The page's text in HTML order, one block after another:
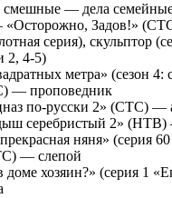
смешные — дела
Задов!»
серия), скульптор
2, 4-5)
метра» (сезон 4:
— проповедник
по-русски 2» (СТС) —
серебристый 2» (НТВ)
няня» (серия
— слепой
хозяин?» (серия 1